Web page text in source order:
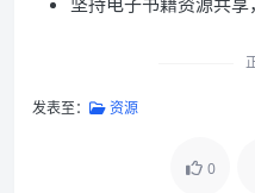
发表至： 资源
0